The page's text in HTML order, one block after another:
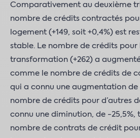
Comparativement au deuxième
nombre de crédits contractés
logement (+149, soit +0,4%) est
stable. Le nombre de crédits pour
transformation (+262) a
comme le nombre de crédits de
qui a connu une augmentation de
nombre de crédits pour d’autres
connu une diminution, de -25,5%,
nombre de contrats de crédit